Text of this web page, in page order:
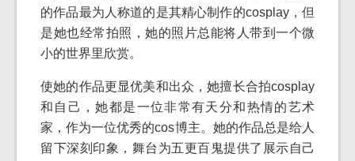
的作品最为人称道的是其精心制作的cosplay，但
是她也经常拍照，她的照片总能将人带到一个微
小的世界里欣赏。
使她的作品更显优美和出众，她擅长合拍cosplay
和自己，她都是一位非常有天分和热情的艺术
家，作为一位优秀的cos博主。她的作品总是给人
留下深刻印象，舞台为五更百鬼提供了展示自己